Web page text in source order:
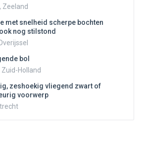
Zeeland
met snelheid scherpe bochten
nog stilstond
bol
Holland
zeshoekig vliegend zwart of
voorwerp